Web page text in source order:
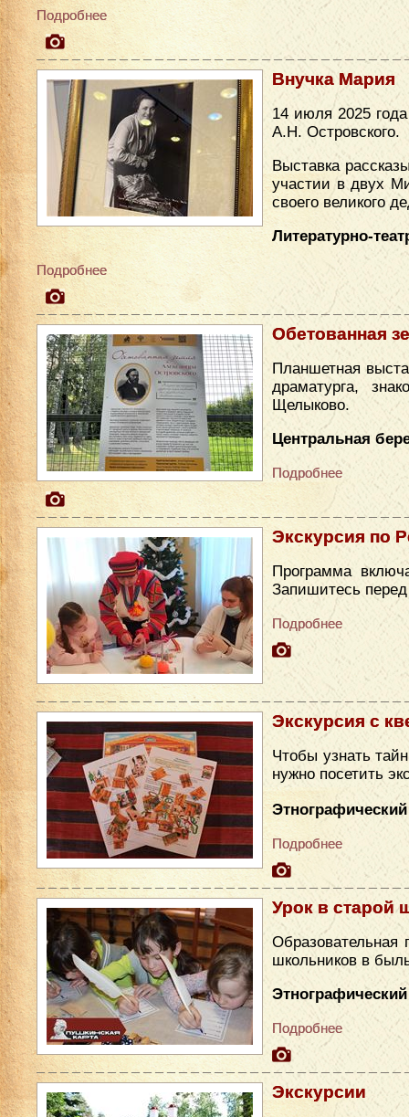
Подробнее
Внучка Мария
14 июля 2025
А.Н. Островского.
Выставка
участии в двух
своего великого
Литературно-
Подробнее
Обетованная
Планшетная
драматурга,
Щелыково.
Центральная
Подробнее
Экскурсия по
Программа
Запишитесь
Подробнее
Экскурсия с
Чтобы узнать
нужно посетить
Подробнее
Урок в старой
школьников в
Подробнее
Экскурсии